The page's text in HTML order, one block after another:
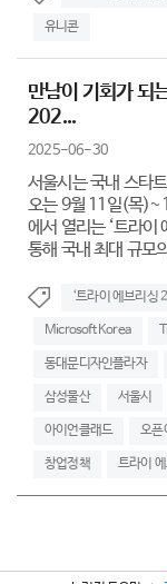
유니콘
만남이 기회가
202...
2025-06-30
서울시는 국내 스타
오는 9월 11일(목
에서 열리는 ‘트라
통해 국내 최대 규
‘트라이 에브리싱
Microsoft Korea
동대문디자인플라자
삼성물산 서울시
아이언클래드 오픈
창업정책 트라이